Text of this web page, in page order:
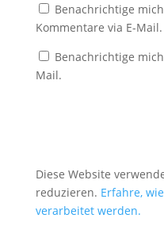
Benachrichtige
Kommentare via E-Mail.
Benachrichtige
Mail.
Diese Website
reduzieren. Erfahre,
verarbeitet werden.